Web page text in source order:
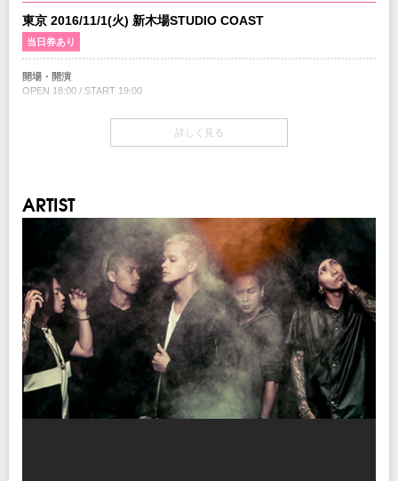
注意事項
未就学児（６歳未満）のご入場はお断りさせていただきます。
INFO
サンデーフォークプロモーション
サンデーフォークプロモーション企画 / 制作：gil soundworks / クリ
東京 2016/11/1(火) 新木場STUDIO COAST
当日券あり
開場・開演
OPEN 18:00 / START 19:00
TICKET ￥3,900-(税込/standing・2F指定/1Drink別)
チケット発売日
9/3(土)10:00am～
プレイガイド
イープラス：eplus.jp
チケットぴあ：0570-02-9999 （Pコード：74691）
ローソンチケット
：0570-084-003（Lコード：307-460）
※0570で始まる電話番号は、一部携帯・PHS不可
注意事項
未就学児（６歳未満）のご入場はお断りさせていただきます。
詳しく見る
ARTIST